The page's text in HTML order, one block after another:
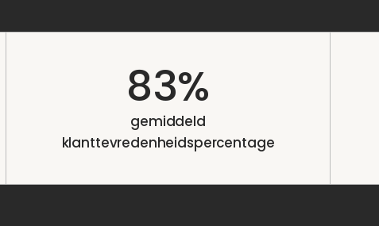
83%
gemiddeld
klanttevredenheidspercentage